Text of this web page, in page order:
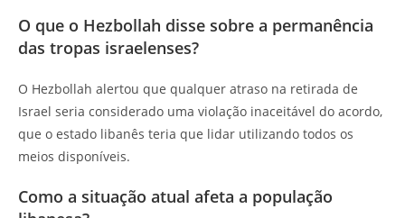
O que o Hezbollah disse sobre a permanência
das tropas israelenses?
O Hezbollah alertou que qualquer atraso na retirada de
Israel seria considerado uma violação inaceitável do acordo,
que o estado libanês teria que lidar utilizando todos os
meios disponíveis.
Como a situação atual afeta a população